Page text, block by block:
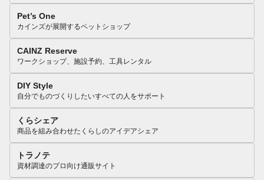
Pet’s One
カインズが展開するペットショップ
CAINZ Reserve
ワークショップ、施設予約、工具レンタル
DIY Style
自分でものづくりしたいすべての人をサポート
くらシェア
商品を組み合わせたくらしのアイデアシェア
トラノテ
資材調達のプロ向け通販サイト